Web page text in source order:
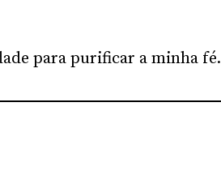
para purificar a minha fé.